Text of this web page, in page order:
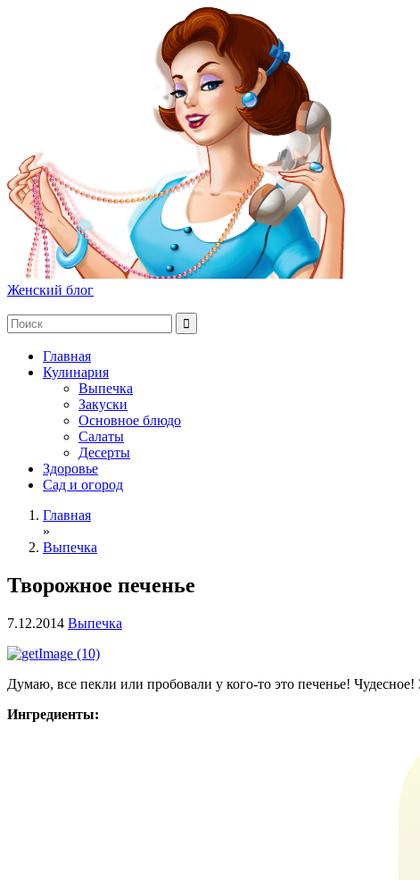
Женский блог
Главная
Кулинария
Выпечка
Закуски
Основное блюдо
Салаты
Десерты
Здоровье
Сад и огород
Главная
»
Выпечка
Творожное печенье
7.12.2014 Выпечка
Думаю, все пекли или пробовали у кого-то это печенье!
Ингредиенты: